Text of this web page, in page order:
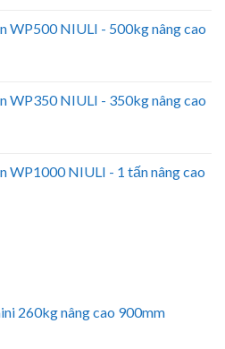
WP500 NIULI - 500kg nâng cao
WP350 NIULI - 350kg nâng cao
WP1000 NIULI - 1 tấn nâng cao
260kg nâng cao 900mm